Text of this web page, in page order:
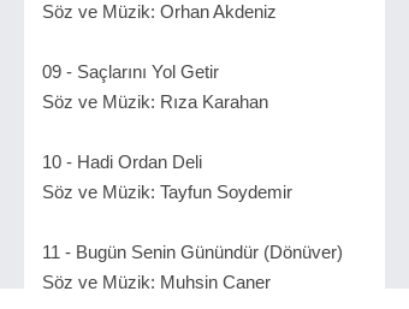
Söz ve Müzik: Orhan Akdeniz
09 - Saçlarını Yol Getir
Söz ve Müzik: Rıza Karahan
10 - Hadi Ordan Deli
Söz ve Müzik: Tayfun Soydemir
11 - Bugün Senin Günündür (Dönüver)
Söz ve Müzik: Muhsin Caner